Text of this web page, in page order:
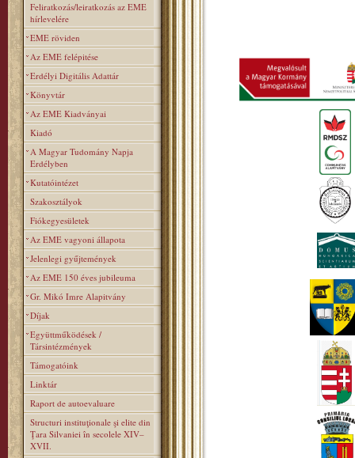
Feliratkozás/leiratkozás az EME
hírlevelére
EME röviden
Az EME felépitése
Erdélyi Digitális Adattár
Könyvtár
Az EME Kiadványai
Kiadó
A Magyar Tudomány Napja
Erdélyben
Kutatóintézet
Szakosztályok
Fiókegyesületek
Az EME vagyoni állapota
Jelenlegi gyűjtemények
Az EME 150 éves jubileuma
Gr. Mikó Imre Alapitvány
Díjak
Együttműködések /
Társintézmények
Támogatóink
Linktár
Raport de autoevaluare
Structuri instituţionale şi elite din
Ţara Silvaniei în secolele XIV–
XVII.